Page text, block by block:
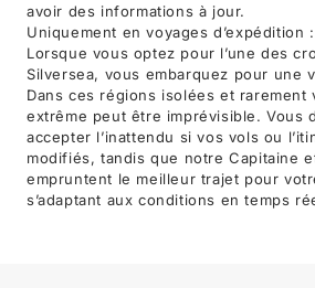
avoir des informations à jour.
Uniquement en voyages d’expédition :
Lorsque vous optez pour l’une des
Silversea, vous embarquez pour une
Dans ces régions isolées et rarement
extrême peut être imprévisible. Vous
accepter l’inattendu si vos vols ou
modifiés, tandis que notre Capitaine
empruntent le meilleur trajet pour
s’adaptant aux conditions en temps